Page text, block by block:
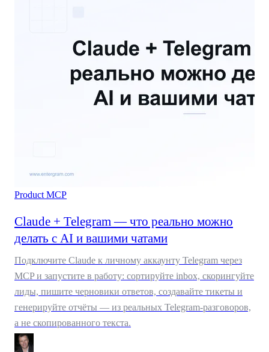
Product MCP
Claude + Telegram — что реально можно
делать с AI и вашими чатами
Подключите Claude к личному аккаунту Telegram через
MCP и запустите в работу: сортируйте inbox, скорингуйте
лиды, пишите черновики ответов, создавайте тикеты и
генерируйте отчёты — из реальных Telegram-разговоров,
а не скопированного текста.